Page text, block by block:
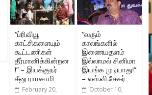
“ப்ரிவியூ
காட்சிகளையும்
கூட்டணிகள்
தீர்மானிக்கின்றன
!” – இயக்குநர்
சீனு ராமசாமி
February 20,
“வரும்
காலங்களில்
இணையதளம்
இல்லாமல் சினிமா
இயங்க முடியாது!”
– எஸ்.வி.சேகர்
October 10,